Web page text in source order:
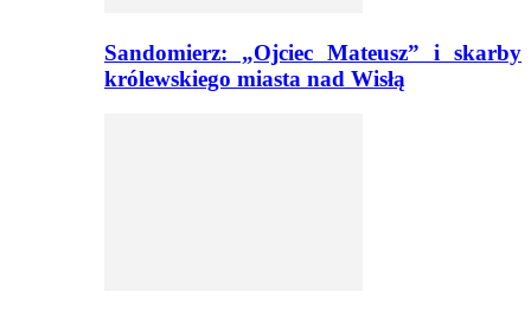
Sandomierz: „Ojciec Mateusz” i skarby
królewskiego miasta nad Wisłą